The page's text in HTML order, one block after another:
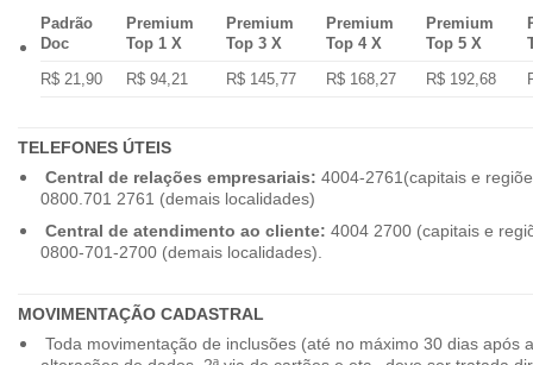
Padrão
Doc
Premium
Top 1 X
Premium
Top 3 X
Premium
Top 4 X
Premium
Top 5 X
R$ 21,90
R$ 94,21 R$ 145,77 R$ 168,27 R$ 192,68
TELEFONES ÚTEIS
Central de relações empresariais: 4004-2761(capitais e
0800.701 2761 (demais localidades)
Central de atendimento ao cliente: 4004 2700 (capitais e
0800-701-2700 (demais localidades).
MOVIMENTAÇÃO CADASTRAL
Toda movimentação de inclusões (até no máximo 30 dias após